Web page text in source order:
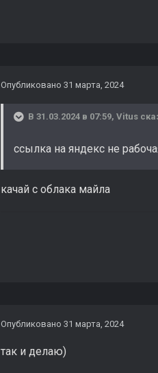
Опубликовано 31 марта, 2024
В 31.03.2024 в 07:59, Vitus
ссылка на яндекс не
качай с облака майла
Опубликовано 31 марта, 2024
так и делаю)